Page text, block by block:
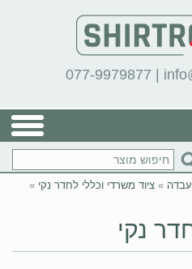
077-9979877 |
» ציוד משרדי וכללי לחדר נקי »
נקי